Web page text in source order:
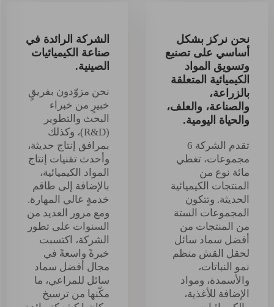
نحن نركز بشكل
أساسي على تصنيع
وتسويق المواد
الكيميائية المتعلقة
بالزراعة،
والصناعة، والعلف،
والحياة اليومية.
تقدم الشركة 6
مجموعات، تغطي
مائة نوع من
المنتجات الكيميائية
الحديثة. وتتكون
المجموعات الستة
من المنتجات من
أفضل سماد سائل
لحقل القش منظم
نمو النباتات،
والأسمدة، ومواد
الإضافة للأغذية،
الشركة الرائدة في
صناعة الكيميائيات
الصينية.
نحن مزوّدون بفريقٍ
خبيرٍ من خبراء
البحث والتطوير
(R&D)، وكذلك
بمرافق إنتاج حديثة،
وأحدث تقنيات إنتاج
المواد الكيميائية،
بالإضافة إلى طاقم
خدمةٍ عالي المهارة.
ومع مرور العديد من
السنوات على تطور
الشركة، اكتسبت
خبرةً واسعةً في
مجال أفضل سماد
سائل للمراعي، ما
مكّنها من ترسيخ